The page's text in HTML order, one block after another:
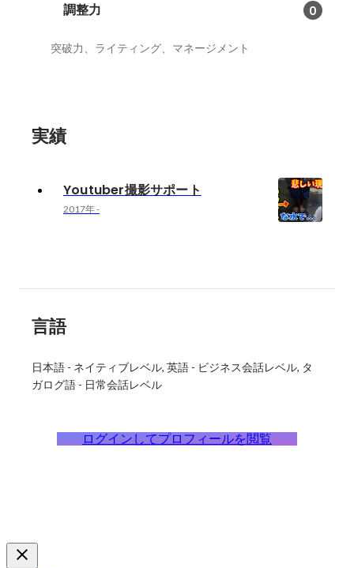
調整力 0
突破力、ライティング、マネージメント
実績
Youtuber撮影サポート
2017年-
言語
日本語 - ネイティブレベル 英語 - ビジネス会話レベル タ
ガログ語 - 日常会話レベル
ログインしてプロフィールを閲覧